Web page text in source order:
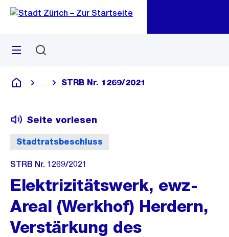
Navigation
Sprunglink
Menü
Deutsch
Blende alle Breadcrumbs ein
STRB Nr. 1269/2021
Stadtratsbeschluss
Seite vorlesen
STRB Nr. 1269/2021
Elektrizitätswerk, ewz-
Areal (Werkhof) Herdern,
Verstärkung des